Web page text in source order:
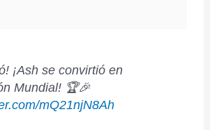
¡Ash se convirtió en
Mundial! 🏆🎉
mQ21njN8Ah